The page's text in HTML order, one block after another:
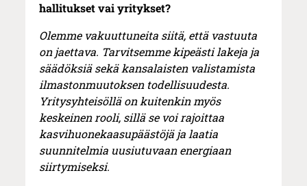
hallitukset vai yritykset?
Olemme vakuuttuneita siitä, että vastuuta
on jaettava. Tarvitsemme kipeästi lakeja ja
säädöksiä sekä kansalaisten valistamista
ilmastonmuutoksen todellisuudesta.
Yritysyhteisöllä on kuitenkin myös
keskeinen rooli, sillä se voi rajoittaa
kasvihuonekaasupäästöjä ja laatia
suunnitelmia uusiutuvaan energiaan
siirtymiseksi.